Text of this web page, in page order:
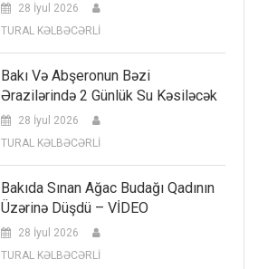
28 İyul 2026
TURAL KƏLBƏCƏRLİ
Bakı Və Abşeronun Bəzi
Ərazilərində 2 Günlük Su Kəsiləcək
28 İyul 2026
TURAL KƏLBƏCƏRLİ
Bakıda Sınan Ağac Budağı Qadının
Üzərinə Düşdü – VİDEO
28 İyul 2026
TURAL KƏLBƏCƏRLİ